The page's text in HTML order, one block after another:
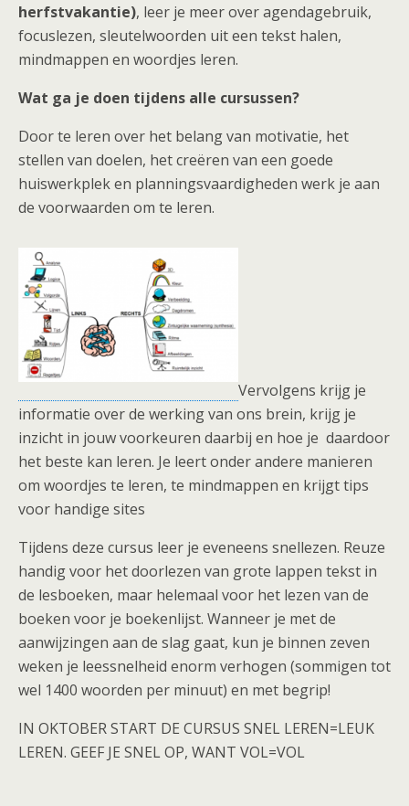
herfstvakantie), leer je meer over agendagebruik,
focuslezen, sleutelwoorden uit een tekst halen,
mindmappen en woordjes leren.
Wat ga je doen tijdens alle cursussen?
Door te leren over het belang van motivatie, het
stellen van doelen, het creëren van een goede
huiswerkplek en planningsvaardigheden werk je aan
de voorwaarden om te leren.
Vervolgens krijg je
informatie over de werking van ons brein, krijg je
inzicht in jouw voorkeuren daarbij en hoe je daardoor
het beste kan leren. Je leert onder andere manieren
om woordjes te leren, te mindmappen en krijgt tips
voor handige sites
Tijdens deze cursus leer je eveneens snellezen. Reuze
handig voor het doorlezen van grote lappen tekst in
de lesboeken, maar helemaal voor het lezen van de
boeken voor je boekenlijst. Wanneer je met de
aanwijzingen aan de slag gaat, kun je binnen zeven
weken je leessnelheid enorm verhogen (sommigen tot
wel 1400 woorden per minuut) en met begrip!
IN OKTOBER START DE CURSUS SNEL LEREN=LEUK
LEREN. GEEF JE SNEL OP, WANT VOL=VOL